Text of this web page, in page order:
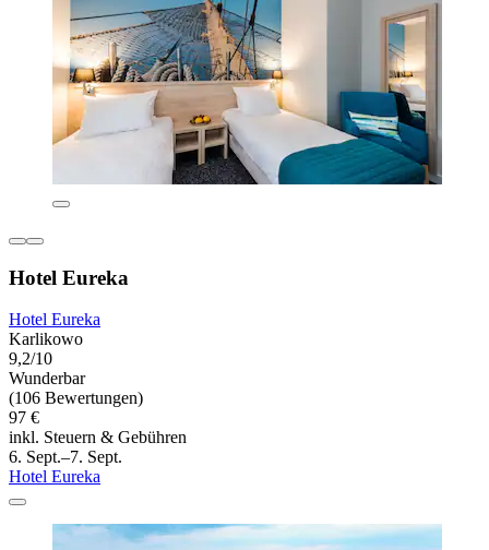
Hotel Eureka
Hotel Eureka
Karlikowo
9,2/10
Wunderbar
(106 Bewertungen)
97 €
inkl. Steuern & Gebühren
6. Sept.–7. Sept.
Hotel Eureka